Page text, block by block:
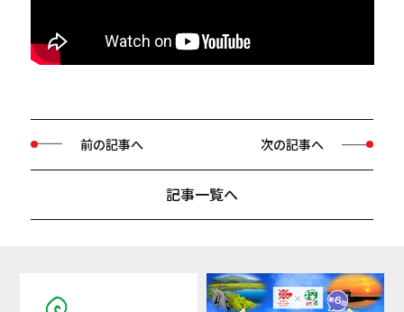
前の記事へ
記事一覧へ
次の記事へ